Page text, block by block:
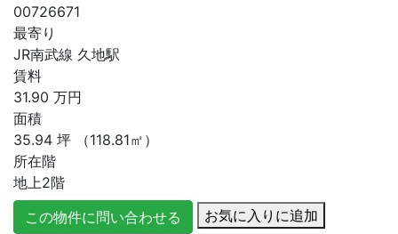
00726671
最寄り
JR南武線 久地駅
賃料
31.90 万円
面積
35.94 坪 （118.81㎡）
所在階
地上2階
この物件に問い合わせる
お気に入りに追加